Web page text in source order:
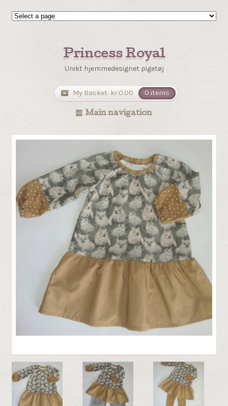
Princess Royal
Unikt hjemmedesignet pigetøj
My Basket: kr.0.00 0 items
Main navigation